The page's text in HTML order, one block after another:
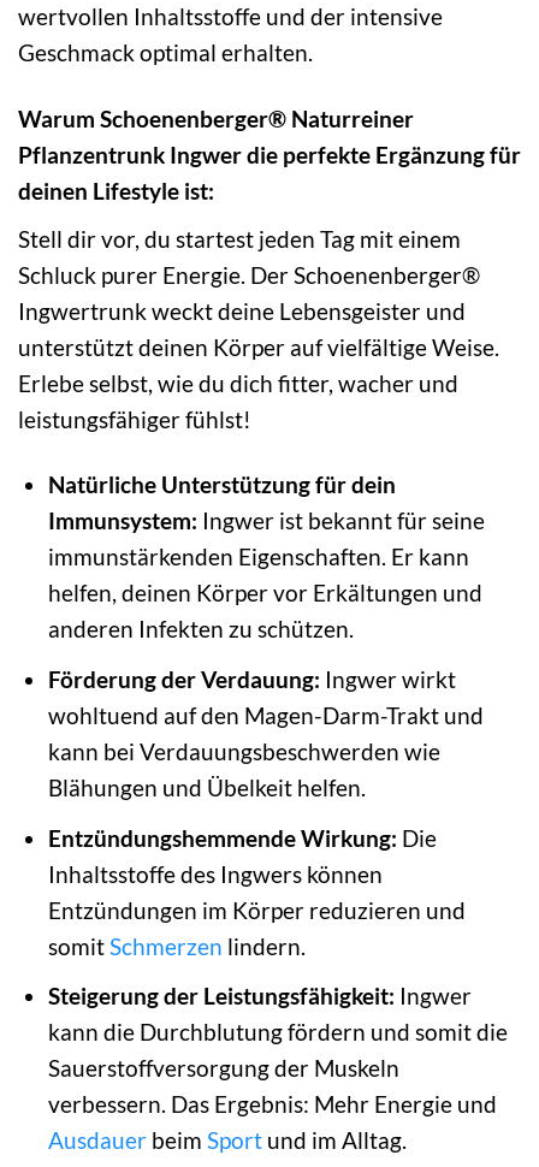
wertvollen Inhaltsstoffe und der intensive
Geschmack optimal erhalten.
Warum Schoenenberger® Naturreiner
Pflanzentrunk Ingwer die perfekte Ergänzung für
deinen Lifestyle ist:
Stell dir vor, du startest jeden Tag mit einem
Schluck purer Energie. Der Schoenenberger®
Ingwertrunk weckt deine Lebensgeister und
unterstützt deinen Körper auf vielfältige Weise.
Erlebe selbst, wie du dich fitter, wacher und
leistungsfähiger fühlst!
Natürliche Unterstützung für dein
Immunsystem: Ingwer ist bekannt für seine
immunstärkenden Eigenschaften. Er kann
helfen, deinen Körper vor Erkältungen und
anderen Infekten zu schützen.
Förderung der Verdauung: Ingwer wirkt
wohltuend auf den Magen-Darm-Trakt und
kann bei Verdauungsbeschwerden wie
Blähungen und Übelkeit helfen.
Entzündungshemmende Wirkung: Die
Inhaltsstoffe des Ingwers können
Entzündungen im Körper reduzieren und
somit Schmerzen lindern.
Steigerung der Leistungsfähigkeit: Ingwer
kann die Durchblutung fördern und somit die
Sauerstoffversorgung der Muskeln
verbessern. Das Ergebnis: Mehr Energie und
Ausdauerbeim Sportund im Alltag.